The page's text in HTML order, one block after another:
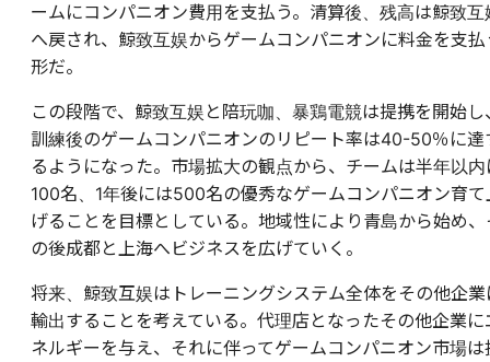
ームにコンパニオン費用を支払う。清算後、残高は鯨致互
へ戻され、鯨致互娱からゲームコンパニオンに料金を支払
形だ。
この段階で、鯨致互娱と陪玩咖、暴鶏電競は提携を開始し
訓練後のゲームコンパニオンのリピート率は40-50％に達
るようになった。市場拡大の観点から、チームは半年以内
100名、1年後には500名の優秀なゲームコンパニオン育て
げることを目標としている。地域性により青島から始め、
の後成都と上海へビジネスを広げていく。
将来、鯨致互娱はトレーニングシステム全体をその他企業
輸出することを考えている。代理店となったその他企業に
ネルギーを与え、それに伴ってゲームコンパニオン市場は